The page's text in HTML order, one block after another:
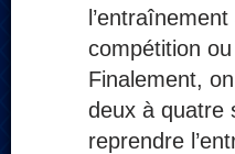
compétition
Finalement,
deux à quatre
reprendre